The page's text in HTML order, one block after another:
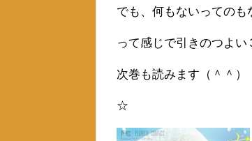
でも、何もないってのも
って感じで引きのつよい
次巻も読みます（＾＾）
☆